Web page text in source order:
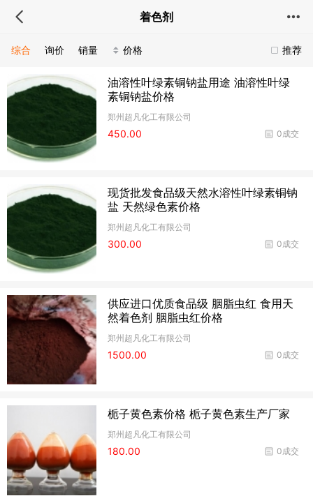
着色剂
推荐
综合 询价 销量 价格
油溶性叶绿素铜钠盐用途 油溶性叶绿
素铜钠盐价格
郑州超凡化工有限公司
0成交
450.00
现货批发食品级天然水溶性叶绿素铜钠
盐 天然绿色素价格
郑州超凡化工有限公司
0成交
300.00
供应进口优质食品级 胭脂虫红 食用天
然着色剂 胭脂虫红价格
郑州超凡化工有限公司
0成交
1500.00
栀子黄色素价格 栀子黄色素生产厂家
郑州超凡化工有限公司
0成交
180.00